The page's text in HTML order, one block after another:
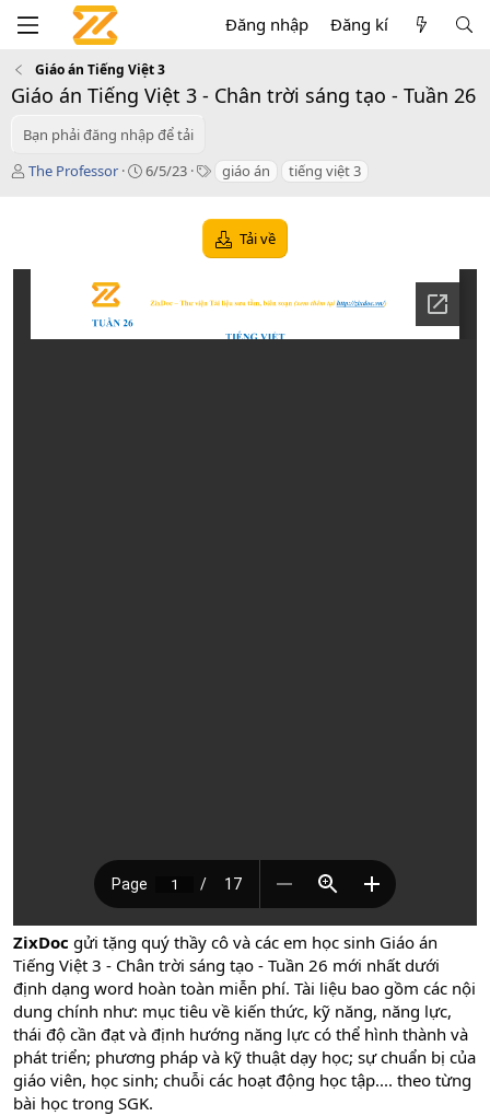
Đăng nhập Đăng kí
Giáo án Tiếng Việt 3
Giáo án Tiếng Việt 3 - Chân trời sáng tạo - Tuần 26
Bạn phải đăng nhập để tải
T
ả
The Professor
C
n
6/5/23
T giáo án tiếng việt 3
Tải về
ZixDoc gửi tặng quý thầy cô và các em học sinh Giáo án
Tiếng Việt 3 - Chân trời sáng tạo - Tuần 26 mới nhất dưới
định dạng word hoàn toàn miễn phí. Tài liệu bao gồm các nội
dung chính như: mục tiêu về kiến thức, kỹ năng, năng lực,
thái độ cần đạt và định hướng năng lực có thể hình thành và
phát triển; phương pháp và kỹ thuật dạy học; sự chuẩn bị của
giáo viên, học sinh; chuỗi các hoạt động học tập.... theo từng
bài học trong SGK.